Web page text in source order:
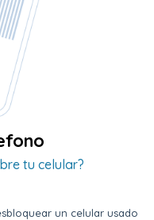
tu celular?
un celular usado